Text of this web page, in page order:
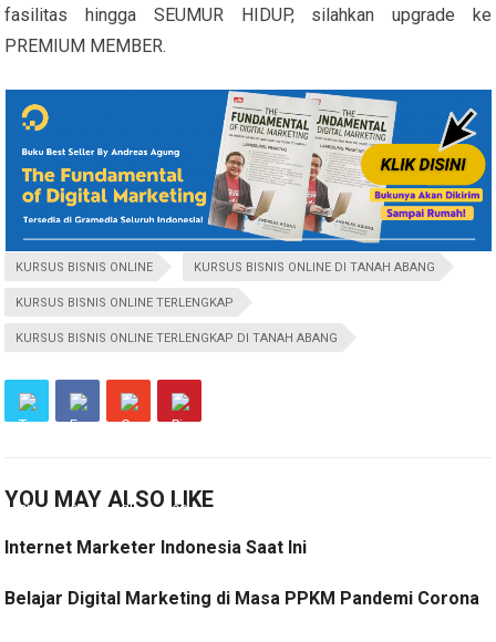
fasilitas hingga SEUMUR HIDUP, silahkan upgrade ke
PREMIUM MEMBER.
KURSUS BISNIS ONLINE KURSUS BISNIS ONLINE DI TANAH ABANG
KURSUS BISNIS ONLINE TERLENGKAP
KURSUS BISNIS ONLINE TERLENGKAP DI TANAH ABANG
YOU MAY ALSO LIKE
Internet Marketer Indonesia Saat Ini
Belajar Digital Marketing di Masa PPKM Pandemi Corona